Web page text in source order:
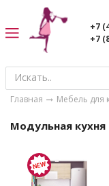
+7
+7
Главная Мебель для
Модульная